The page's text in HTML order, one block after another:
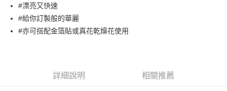
上海商業儲蓄銀行
國泰世華商業銀行
臺灣中小企業銀行
台中商業銀行
玉山商業銀行
星展（台灣）商業銀行
台新國際商業銀行
中國信託商業銀行
LINE Pay
Apple Pay
AFTEE先享後付
#漂亮又快速
#給你訂製般的華麗
#亦可搭配金箔貼或真花乾燥花使用
詳細說明 相關推薦